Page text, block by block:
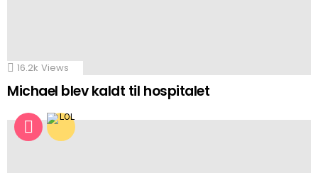
16.2k Views
Michael blev kaldt til hospitalet